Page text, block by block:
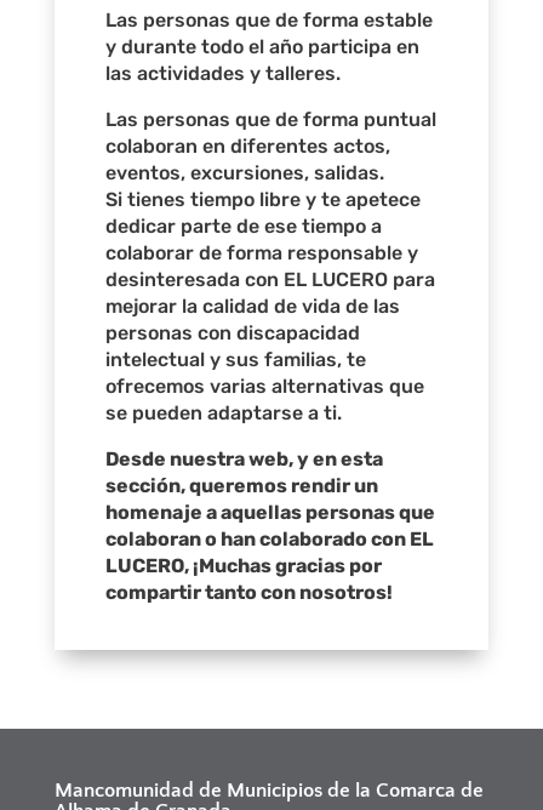
Las personas que de forma estable
y durante todo el año participa en
las actividades y talleres.
Las personas que de forma puntual
colaboran en diferentes actos,
eventos, excursiones, salidas.
Si tienes tiempo libre y te apetece
dedicar parte de ese tiempo a
colaborar de forma responsable y
desinteresada con EL LUCERO para
mejorar la calidad de vida de las
personas con discapacidad
intelectual y sus familias, te
ofrecemos varias alternativas que
se pueden adaptarse a ti.
Desde nuestra web, y en esta
sección, queremos rendir un
homenaje a aquellas personas que
colaboran o han colaborado con EL
LUCERO, ¡Muchas gracias por
compartir tanto con nosotros!
Mancomunidad de Municipios de la Comarca de